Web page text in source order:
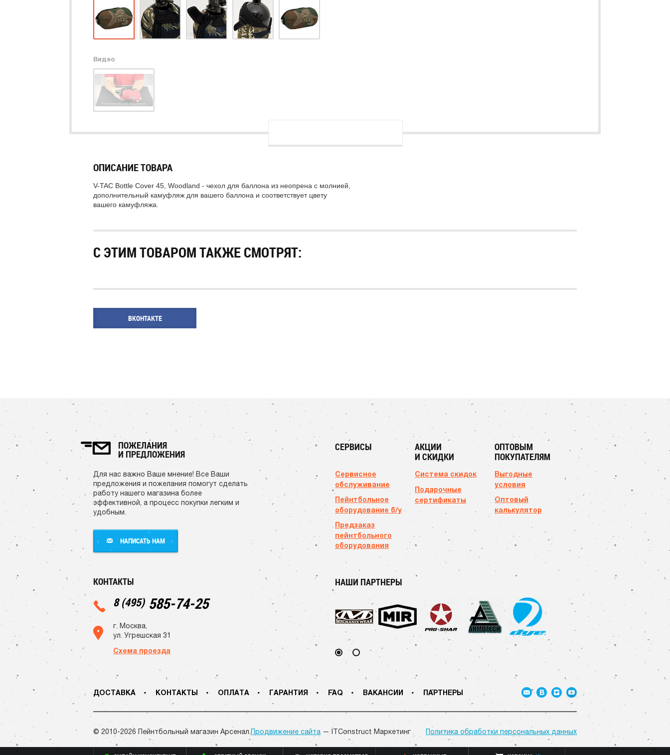
Видео
ОПИСАНИЕ ТОВАРА
V-TAC Bottle Cover 45, Woodland - чехол для баллона из неопрена с молнией,
дополнительный камуфляж для вашего баллона и соответствует цвету
вашего камуфляжа.
С ЭТИМ ТОВАРОМ ТАКЖЕ СМОТРЯТ:
ВКОНТАКТЕ
СЕРВИСЫ
Сервисное
обслуживание
Пейнтбольное
оборудование б/у
Предзаказ
пейнтбольного
оборудования
АКЦИИ
И СКИДКИ
Система скидок
Подарочные
сертификаты
ОПТОВЫМ
ПОКУПАТЕЛЯМ
Выгодные
условия
Оптовый
калькулятор
ПОЖЕЛАНИЯ
И ПРЕДЛОЖЕНИЯ
Для нас важно Ваше мнение! Все Ваши
предложения и пожелания помогут сделать
работу нашего магазина более
эффективной, а процесс покупки легким и
удобным.
НАПИСАТЬ НАМ
НАШИ ПАРТНЕРЫ
КОНТАКТЫ
8 (495) 585-74-25
г. Москва,
ул. Угрешская 31
Схема проезда
ДОСТАВКА КОНТАКТЫ ОПЛАТА ГАРАНТИЯ FAQ ВАКАНСИИ ПАРТНЕРЫ
Политика обработки персональных данных
Продвижение сайта — ITConstruct Маркетинг
© 2010-2026 Пейнтбольный магазин Арсенал.